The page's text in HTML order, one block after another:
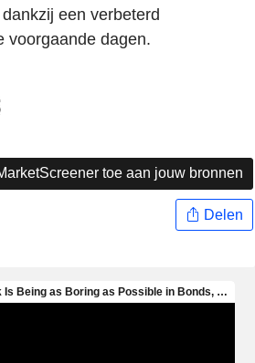
een verbeterd
voorgaande dagen.
toe aan jouw bronnen
Delen